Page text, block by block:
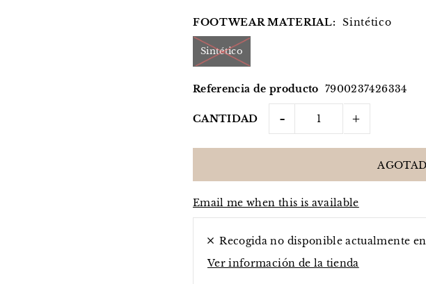
FOOTWEAR MATERIAL: Sintético
Sintético
Referencia de producto 7900237426334
CANTIDAD - +
Email me when this is available
Recogida no disponible actualmente en
Ver información de la tienda